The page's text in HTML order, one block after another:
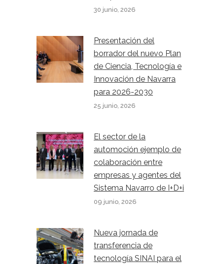
30 junio, 2026
Presentación del
borrador del nuevo Plan
de Ciencia, Tecnología e
Innovación de Navarra
para 2026-2030
25 junio, 2026
El sector de la
automoción ejemplo de
colaboración entre
empresas y agentes del
Sistema Navarro de I+D+i
09 junio, 2026
Nueva jornada de
transferencia de
tecnología SINAI para el